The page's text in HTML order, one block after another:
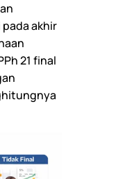
akhir
21 final